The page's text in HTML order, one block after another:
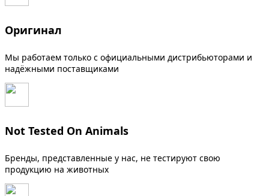
Оригинал
Мы работаем только с официальными дистрибьюторами и
надёжными поставщиками
Not Tested On Animals
Бренды, представленные у нас, не тестируют свою
продукцию на животных